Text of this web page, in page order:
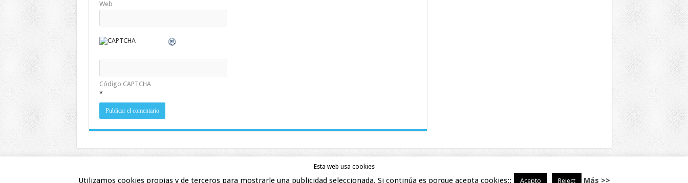
Web
Código CAPTCHA
*
Cookies
Esta web usa cookies
Utilizamos cookies propias y de terceros para mostrarle una publicidad seleccionada. Si continúa es porque acepta cookies:: Acepto Reject Más >>